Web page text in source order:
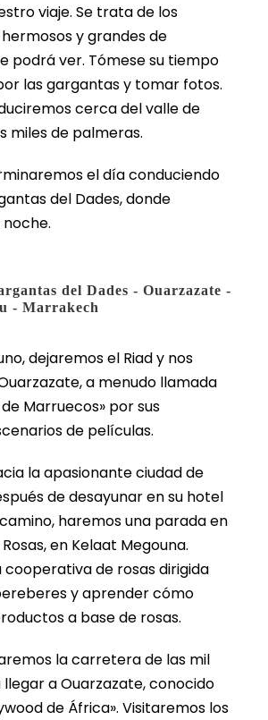
viaje. Se trata de los
y grandes de
podrá ver. Tómese su tiempo
las gargantas y tomar fotos.
cerca del valle de
miles de palmeras.
el día conduciendo
del Dades, donde
del Dades - Ouarzazate -
- Marrakech
dejaremos el Riad y nos
a menudo llamada
Marruecos» por sus
de películas.
la apasionante ciudad de
de desayunar en su hotel
haremos una parada en
en Kelaat Megouna.
cooperativa de rosas dirigida
y aprender cómo
a base de rosas.
la carretera de las mil
a Ouarzazate, conocido
de África». Visitaremos los